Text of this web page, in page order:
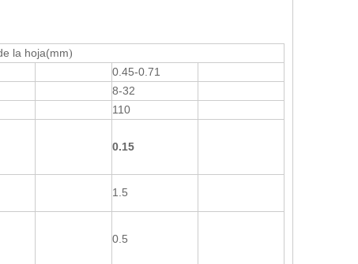
la hoja(mm)
0.45-0.71
8-32
110
0.15
1.5
0.5